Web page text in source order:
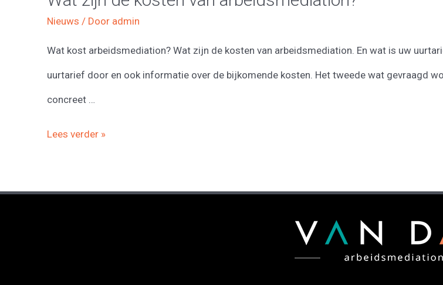
Nieuws / Door admin
Wat kost arbeidsmediation? Wat zijn de kosten van arbeidsmediation. En wat is uw
uurtarief door en ook informatie over de bijkomende kosten. Het tweede wat gevraagd
concreet …
Wat
Lees verder »